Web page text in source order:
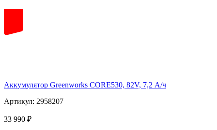
Аккумулятор Greenworks CORE530, 82V, 7,2 А/ч
Артикул: 2958207
33 990 ₽